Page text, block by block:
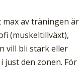
av träningen är
(muskeltillväxt),
vill bli stark eller
den zonen. För